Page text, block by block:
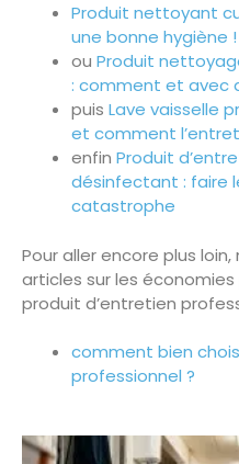
Produit nettoyant
une bonne hygiène !
ou Produit
: comment et avec
puis Lave vaisselle
et comment
enfin Produit
désinfectant : faire
catastrophe
Pour aller encore plus
articles sur les
produit d’entretien
comment bien
professionnel ?